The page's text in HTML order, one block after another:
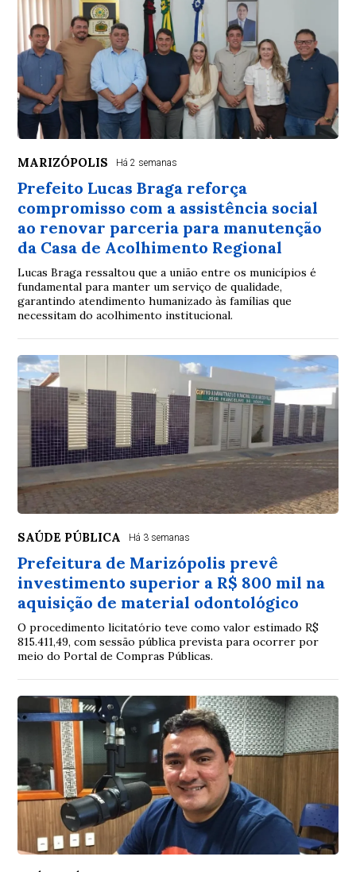
MARIZÓPOLIS Há 2 semanas
Prefeito Lucas Braga reforça
compromisso com a assistência social
ao renovar parceria para manutenção
da Casa de Acolhimento Regional
Lucas Braga ressaltou que a união entre os municípios é
fundamental para manter um serviço de qualidade,
garantindo atendimento humanizado às famílias que
necessitam do acolhimento institucional.
SAÚDE PÚBLICA Há 3 semanas
Prefeitura de Marizópolis prevê
investimento superior a R$ 800 mil na
aquisição de material odontológico
O procedimento licitatório teve como valor estimado R$
815.411,49, com sessão pública prevista para ocorrer por
meio do Portal de Compras Públicas.